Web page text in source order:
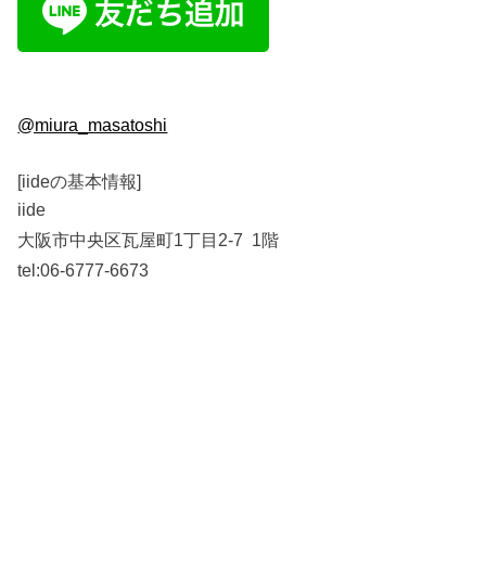
@miura_masatoshi
[iideの基本情報]
iide
大阪市中央区瓦屋町1丁目2-7 1階
tel:06-6777-6673